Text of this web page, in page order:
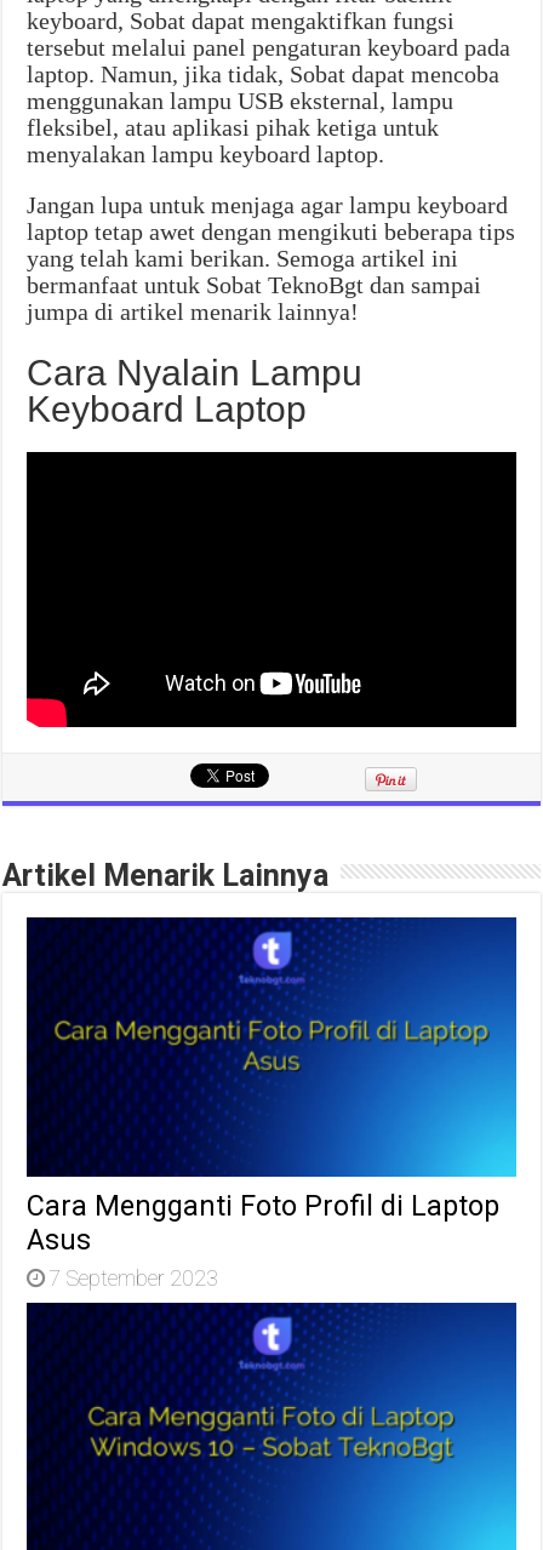
keyboard, Sobat dapat mengaktifkan fungsi
tersebut melalui panel pengaturan keyboard pada
laptop. Namun, jika tidak, Sobat dapat mencoba
menggunakan lampu USB eksternal, lampu
fleksibel, atau aplikasi pihak ketiga untuk
menyalakan lampu keyboard laptop.
Jangan lupa untuk menjaga agar lampu keyboard
laptop tetap awet dengan mengikuti beberapa tips
yang telah kami berikan. Semoga artikel ini
bermanfaat untuk Sobat TeknoBgt dan sampai
jumpa di artikel menarik lainnya!
Cara Nyalain Lampu
Keyboard Laptop
Artikel Menarik Lainnya
Cara Mengganti Foto Profil di Laptop
Asus
7 September 2023